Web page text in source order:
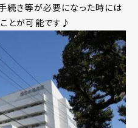
続き等が必要になった時には
とが可能です♪